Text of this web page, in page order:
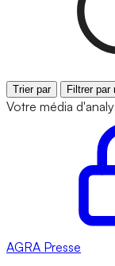
Trier par Filtrer par
Votre média
AGRA Presse